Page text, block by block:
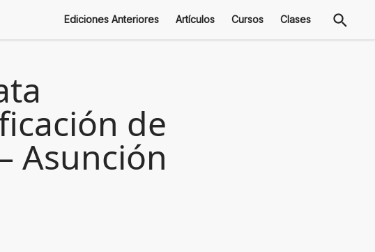
Ediciones Anteriores Artículos Cursos Clases
de
Asunción